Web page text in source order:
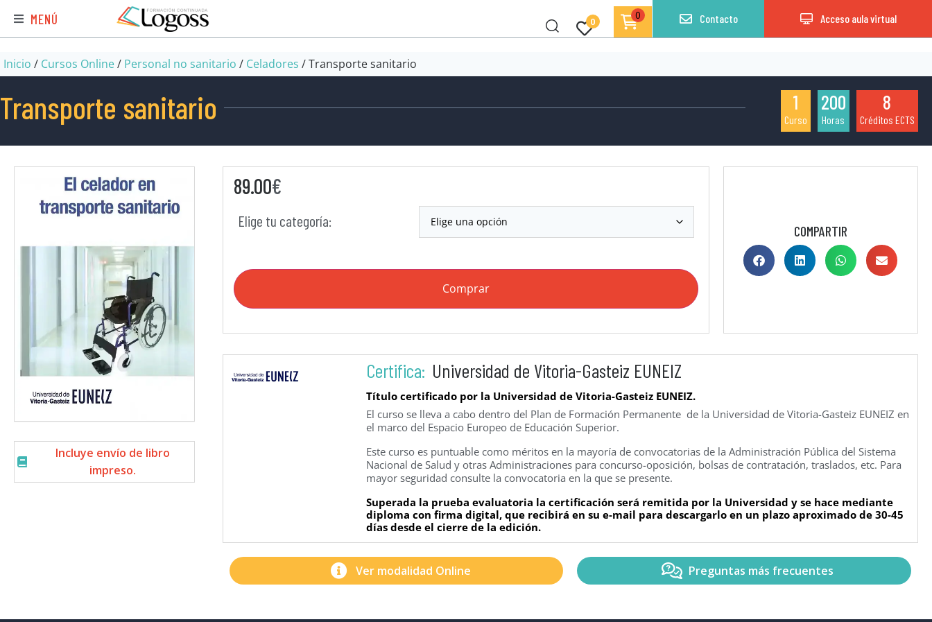
MENÚ 0
0 Contacto Acceso aula virtual
Inicio / Cursos Online/ Personal no sanitario / Celadores / Transporte sanitario
Transporte sanitario 1
Curso
200
Horas
8
Créditos ECTS
Incluye envío de libro
impreso.
89.00€
Elige tu categoría:
Comprar
COMPARTIR
Certifica: Universidad de Vitoria-Gasteiz EUNEIZ
Título certificado por la Universidad de Vitoria-Gasteiz EUNEIZ.
El curso se lleva a cabo dentro del Plan de Formación Permanente de la Universidad de Vitoria-Gasteiz EUNEIZ en
el marco del Espacio Europeo de Educación Superior.
Este curso es puntuable como méritos en la mayoría de convocatorias de la Administración Pública del Sistema
Nacional de Salud y otras Administraciones para concurso-oposición, bolsas de contratación, traslados, etc. Para
mayor seguridad consulte la convocatoria en la que se presente.
Superada la prueba evaluatoria la certificación será remitida por la Universidad y se hace mediante
diploma con firma digital, que recibirá en su e-mail para descargarlo en un plazo aproximado de 30-45
días desde el cierre de la edición.
Ver modalidad Online Preguntas más frecuentes